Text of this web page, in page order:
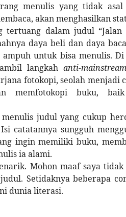
menulis yang tidak
akan menghasilkan
dalam judul “Jalan
daya beli dan daya
untuk bisa menulis.
langkah anti-
fotokopi, seolah menjadi
memfotokopi buku,
menulis judul yang cukup
catatannya sungguh
ingin memiliki buku,
ia alami.
Mohon maaf saya
Setidaknya beberapa
dunia literasi.